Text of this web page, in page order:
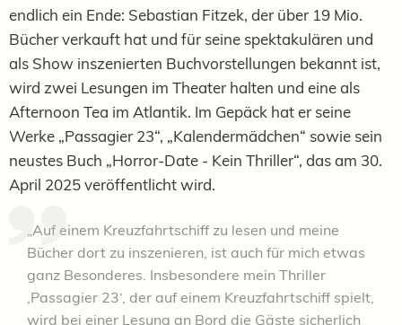
endlich ein Ende: Sebastian Fitzek, der über 19 Mio.
Bücher verkauft hat und für seine spektakulären und
als Show inszenierten Buchvorstellungen bekannt ist,
wird zwei Lesungen im Theater halten und eine als
Afternoon Tea im Atlantik. Im Gepäck hat er seine
Werke „Passagier 23“, „Kalendermädchen“ sowie sein
neustes Buch „Horror-Date - Kein Thriller“, das am 30.
April 2025 veröffentlicht wird.
„Auf einem Kreuzfahrtschiff zu lesen und meine
Bücher dort zu inszenieren, ist auch für mich etwas
ganz Besonderes. Insbesondere mein Thriller
‚Passagier 23‘, der auf einem Kreuzfahrtschiff spielt,
wird bei einer Lesung an Bord die Gäste sicherlich